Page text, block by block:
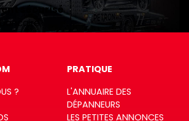
sécurisé
?
PRATIQUE
L'ANNUAIRE DES
DÉPANNEURS
LES PETITES ANNONCES